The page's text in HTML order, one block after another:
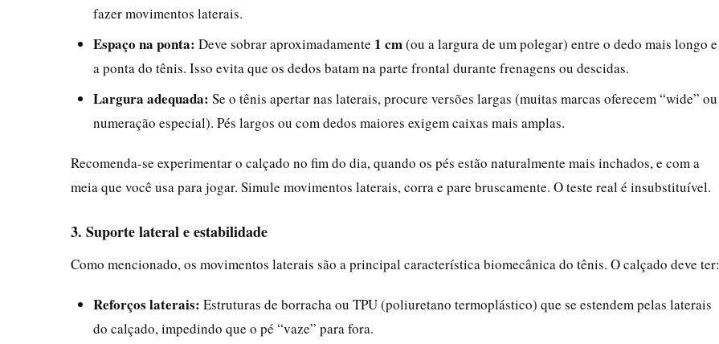
fazer movimentos laterais.
Espaço na ponta: Deve sobrar aproximadamente 1 cm(ou a largura de um polegar) entre o dedo mais longo e
a ponta do tênis. Isso evita que os dedos batam na parte frontal durante frenagens ou descidas.
Largura adequada: Se o tênis apertar nas laterais, procure versões largas (muitas marcas oferecem “wide” ou
numeração especial). Pés largos ou com dedos maiores exigem caixas mais amplas.
Recomenda-se experimentar o calçado no fim do dia, quando os pés estão naturalmente mais inchados, e com a
meia que você usa para jogar. Simule movimentos laterais, corra e pare bruscamente. O teste real é insubstituível.
3. Suporte lateral e estabilidade
Como mencionado, os movimentos laterais são a principal característica biomecânica do tênis. O calçado deve ter:
Reforços laterais: Estruturas de borracha ou TPU (poliuretano termoplástico) que se estendem pelas laterais
do calçado, impedindo que o pé “vaze” para fora.